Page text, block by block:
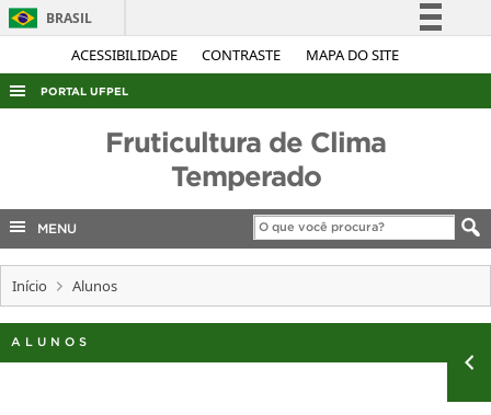
ACESSIBILIDADE CONTRASTE MAPA DO SITE
BRASIL
Simplifique!
Acesso à informação
Legislação
Canais
PORTAL UFPEL
Fruticultura de Clima
Temperado
MENU
Início Alunos
ALUNOS